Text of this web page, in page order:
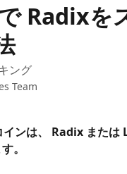
Radixを
ング
Team
インは、 Radix または
。